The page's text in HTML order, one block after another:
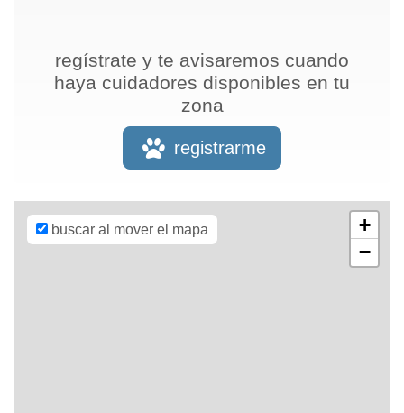
regístrate y te avisaremos cuando
haya cuidadores disponibles en tu
zona
registrarme
buscar al mover el mapa
+
−
OpenStreetMap
CC-BY-SA